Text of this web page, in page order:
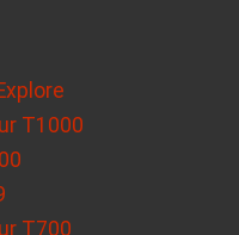
T1000
T700